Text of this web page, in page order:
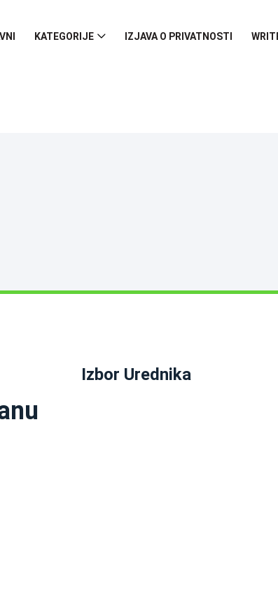
KATEGORIJE IZJAVA O PRIVATNOSTI
Izbor Urednika